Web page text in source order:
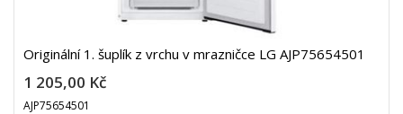
Originální 1. šuplík z vrchu v mrazničce LG AJP75654501
1 205,00 Kč
AJP75654501